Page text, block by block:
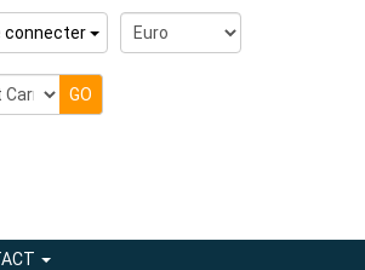
connecter